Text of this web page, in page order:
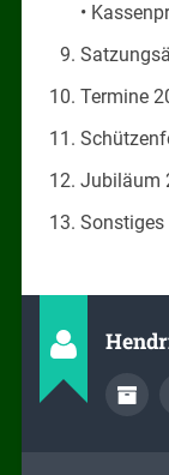
•
Termine
Jubiläum
Sonstiges